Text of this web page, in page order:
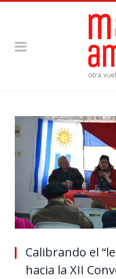
Calibrando el
hacia la XII